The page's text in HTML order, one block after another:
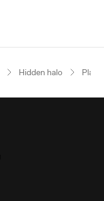
Hidden halo Platin